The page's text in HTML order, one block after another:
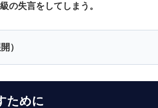
の失言をしてしまう。
）
ために